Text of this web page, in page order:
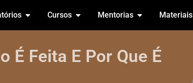
Cursos Mentorias Materiais
É Feita E Por Que É